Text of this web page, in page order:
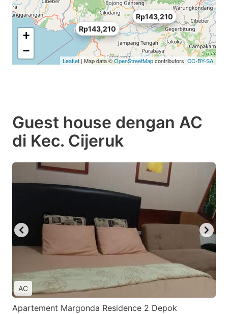
Rp143,210
Rp143,210
+
−
Leaflet| Map data ©OpenStreetMapcontributors, CC-BY-SA
Guest house dengan AC
di Kec. Cijeruk
AC
Apartement Margonda Residence 2 Depok